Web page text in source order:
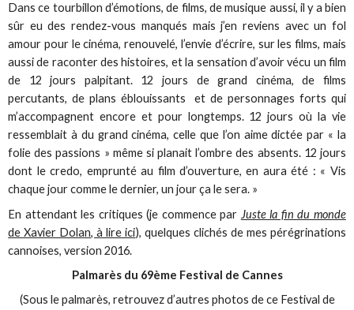
Dans ce tourbillon d’émotions, de films, de musique aussi, il y a bien
sûr eu des rendez-vous manqués mais j’en reviens avec un fol
amour pour le cinéma, renouvelé, l’envie d’écrire, sur les films, mais
aussi de raconter des histoires, et la sensation d’avoir vécu un film
de 12 jours palpitant. 12 jours de grand cinéma, de films
percutants, de plans éblouissants et de personnages forts qui
m’accompagnent encore et pour longtemps. 12 jours où la vie
ressemblait à du grand cinéma, celle que l’on aime dictée par « la
folie des passions » même si planait l’ombre des absents. 12 jours
dont le credo, emprunté au film d’ouverture, en aura été : « Vis
chaque jour comme le dernier, un jour ça le sera. »
En attendant les critiques (je commence par Juste la fin du monde
de Xavier Dolan, à lire ici), quelques clichés de mes pérégrinations
cannoises, version 2016.
Palmarès du 69ème Festival de Cannes
(Sous le palmarès, retrouvez d’autres photos de ce Festival de